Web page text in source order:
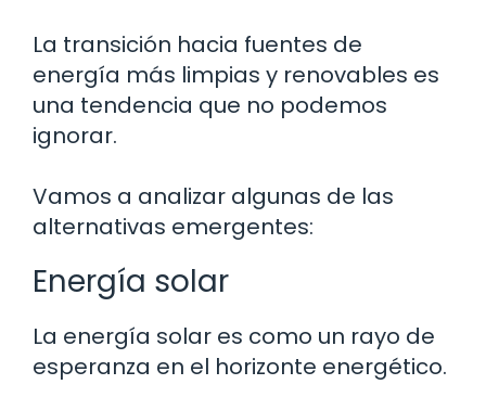
La transición hacia fuentes de
energía más limpias y renovables es
una tendencia que no podemos
ignorar.
Vamos a analizar algunas de las
alternativas emergentes:
Energía solar
La energía solar es como un rayo de
esperanza en el horizonte energético.